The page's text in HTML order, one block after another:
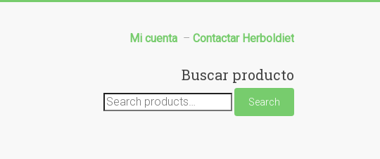
Mi cuenta – Contactar Herboldiet
Buscar producto
Search
for:
Search